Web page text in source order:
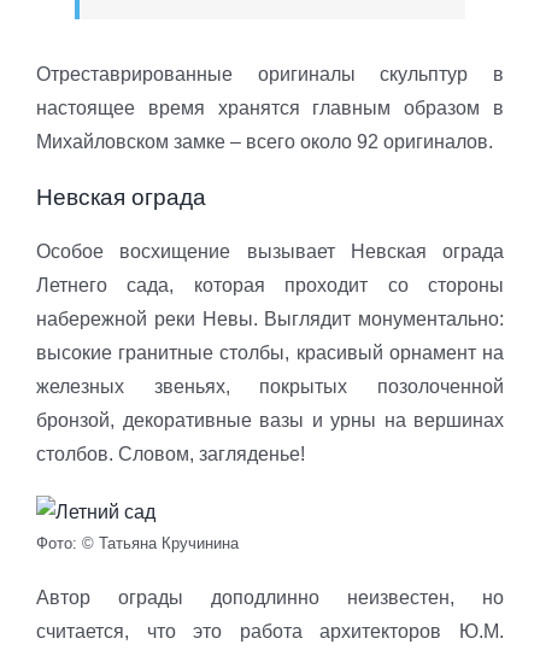
Отреставрированные оригиналы скульптур в
настоящее время хранятся главным образом в
Михайловском замке – всего около 92 оригиналов.
Невская ограда
Особое восхищение вызывает Невская ограда
Летнего сада, которая проходит со стороны
набережной реки Невы. Выглядит монументально:
высокие гранитные столбы, красивый орнамент на
железных звеньях, покрытых позолоченной
бронзой, декоративные вазы и урны на вершинах
столбов. Словом, загляденье!
Фото: © Татьяна Кручинина
Автор ограды доподлинно неизвестен, но
считается, что это работа архитекторов Ю.М.